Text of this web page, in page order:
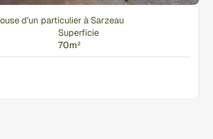
d'un particulier à Sarzeau
Superficie
70m²